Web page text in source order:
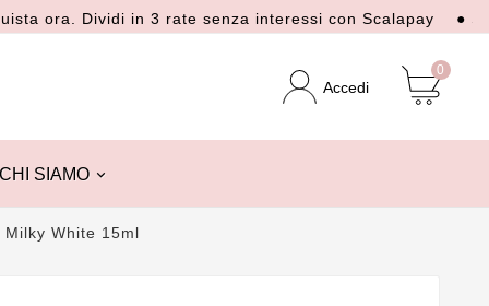
Dividi in 3 rate senza interessi con Scalapay ●
Accedi
0
CHI SIAMO
White 15ml